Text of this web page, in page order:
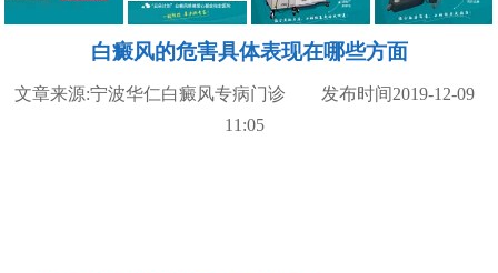
白癜风的危害具体表现在哪些方面
文章来源:宁波华仁白癜风专病门诊 发布时间2019-12-09
11:05